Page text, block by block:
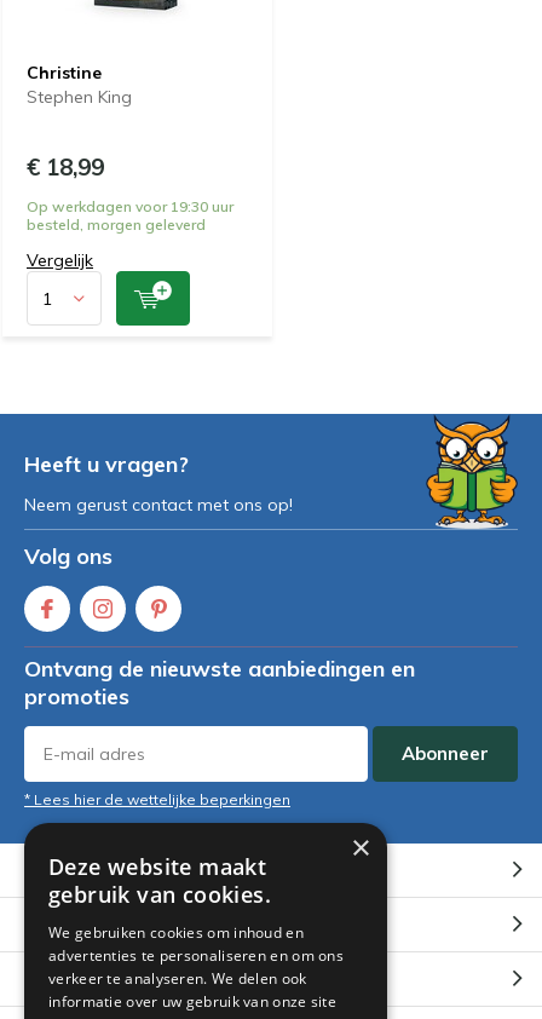
Christine
Stephen King
€ 18,99
Op werkdagen voor 19:30 uur
besteld, morgen geleverd
Vergelijk
Heeft u vragen?
Neem gerust contact met ons op!
Volg ons
Ontvang de nieuwste aanbiedingen en
promoties
Abonneer
* Lees hier de wettelijke beperkingen
Klantenservice
Mijn account
Categorieën
×
Deze website maakt
gebruik van cookies.
We gebruiken cookies om inhoud en
advertenties te personaliseren en om ons
verkeer te analyseren. We delen ook
informatie over uw gebruik van onze site